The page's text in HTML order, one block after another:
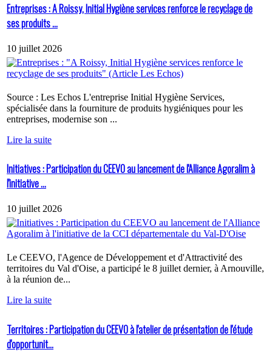
Entreprises : A Roissy, Initial Hygiène services renforce le recyclage de
ses produits ...
10 juillet 2026
Source : Les Echos L'entreprise Initial Hygiène Services,
spécialisée dans la fourniture de produits hygiéniques pour les
entreprises, modernise son ...
Lire la suite
Initiatives : Participation du CEEVO au lancement de l'Alliance Agoralim à
l'initiative ...
10 juillet 2026
Le CEEVO, l'Agence de Développement et d'Attractivité des
territoires du Val d'Oise, a participé le 8 juillet dernier, à Arnouville,
à la réunion de...
Lire la suite
Territoires : Participation du CEEVO à l'atelier de présentation de l'étude
d'opportunit...